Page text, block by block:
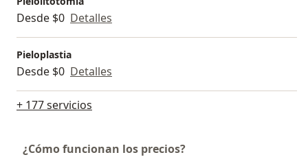
Desde $0 Detalles
Pieloplastia
Desde $0 Detalles
+ 177 servicios
¿Cómo funcionan los precios?